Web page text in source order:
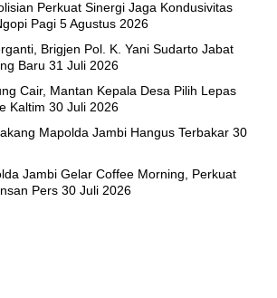
Perkuat Sinergi Jaga Kondusivitas
Pagi 5 Agustus 2026
Brigjen Pol. K. Yani Sudarto Jabat
Baru 31 Juli 2026
Cair, Mantan Kepala Desa Pilih Lepas
Kaltim 30 Juli 2026
Mapolda Jambi Hangus Terbakar 30
Jambi Gelar Coffee Morning, Perkuat
Pers 30 Juli 2026